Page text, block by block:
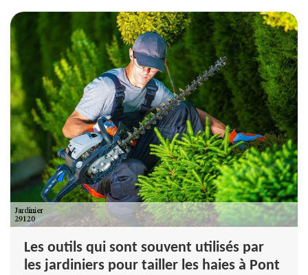
Les outils qui sont souvent utilisés par
les jardiniers pour tailler les haies à Pont